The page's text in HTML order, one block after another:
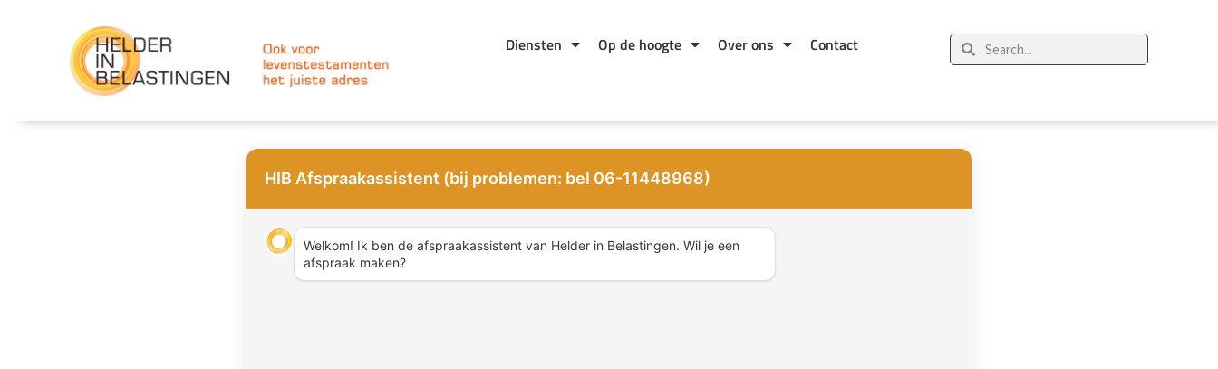
Diensten Op de hoogte Over ons Contact ZoekenZoeken
HIB Afspraakassistent (bij problemen: bel 06-11448968)
Welkom! Ik ben de afspraakassistent van Helder in Belastingen. Wil je een
afspraak maken?